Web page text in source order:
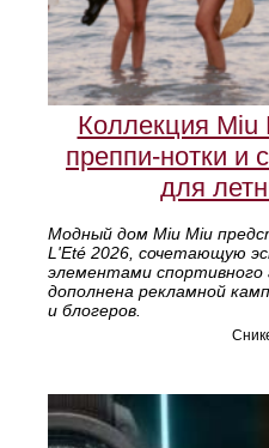
Коллекция Miu
преппи-нотки и
для
Модный дом Miu Miu
L'Eté 2026, сочетающую
элементами спортивного
дополнена рекламной
и блогеров.